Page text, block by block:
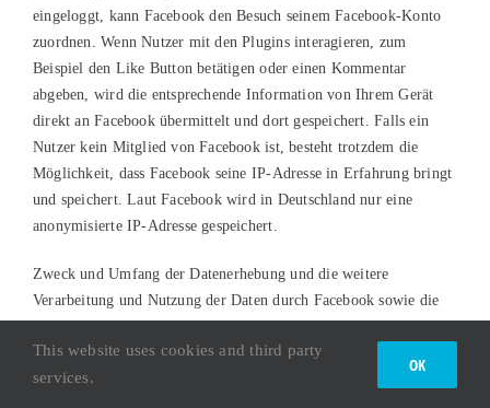
eingeloggt, kann Facebook den Besuch seinem Facebook-Konto
zuordnen. Wenn Nutzer mit den Plugins interagieren, zum
Beispiel den Like Button betätigen oder einen Kommentar
abgeben, wird die entsprechende Information von Ihrem Gerät
direkt an Facebook übermittelt und dort gespeichert. Falls ein
Nutzer kein Mitglied von Facebook ist, besteht trotzdem die
Möglichkeit, dass Facebook seine IP-Adresse in Erfahrung bringt
und speichert. Laut Facebook wird in Deutschland nur eine
anonymisierte IP-Adresse gespeichert.
Zweck und Umfang der Datenerhebung und die weitere
Verarbeitung und Nutzung der Daten durch Facebook sowie die
Schutz der Privatsphäre der Nutzer, können diese den
Datenschutzhinweisen von Facebook entnehmen:
This website uses cookies and third party
services.
OK